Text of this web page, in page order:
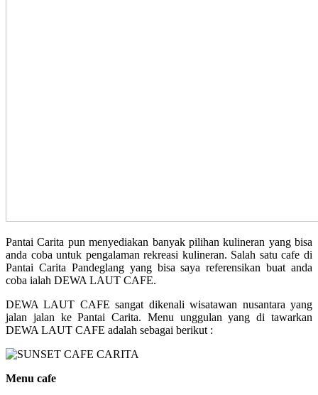
Pantai Carita pun menyediakan banyak pilihan kulineran yang bisa
anda coba untuk pengalaman rekreasi kulineran. Salah satu cafe di
Pantai Carita Pandeglang yang bisa saya referensikan buat anda
coba ialah DEWA LAUT CAFE.
DEWA LAUT CAFE sangat dikenali wisatawan nusantara yang
jalan jalan ke Pantai Carita. Menu unggulan yang di tawarkan
DEWA LAUT CAFE adalah sebagai berikut :
Menu cafe